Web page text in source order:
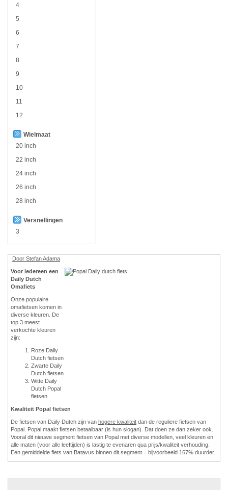
4
5
6
7
8
9
10
11
12
Wielmaat
20 inch
22 inch
24 inch
26 inch
28 inch
Versnellingen
3
Door Stefan Adama
Voor iedereen een
Daily Dutch
Omafiets
Onze populaire
omafietsen komen in
diverse kleuren. De
top 3 meest
verkochte kleuren
zijn:
Roze Daily
Dutch fietsen
Zwarte Daily
Dutch fietsen
Witte Daily
Dutch Popal
fietsen
Kwaliteit Popal fietsen
De fietsen van Daily Dutch zijn van hogere kwaliteit dan de reguliere fietsen van
Popal. Popal maakt fietsen betaalbaar (is hun slogan). Dat doen ze dan zeker ook.
Vooral dit nieuwe segment fietsen van Popal met diverse modellen, veel kleuren en
alle maten (voor alle leeftijden) is lastig te evenaren qua prijs/kwaliteit verhouding.
Een gemiddelde fiets van Batavus binnen dit segment = bijvoorbeeld 167% duurder.